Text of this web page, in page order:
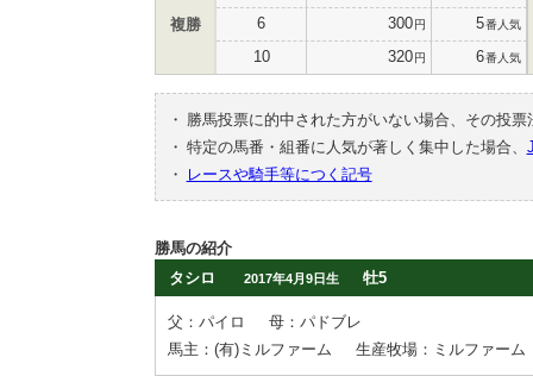
複勝 6 300円 5番人気
10 320円 6番人気
・
勝馬投票に的中された方がいない場合、その投
・ 特定の馬番・組番に人気が著しく集中した場合、
・
レースや騎手等につく記号
勝馬の紹介
タシロ
2017年4月9日生 牡5
父：パイロ
母：パドブレ
馬主：(有)ミルファーム
生産牧場：ミルファーム